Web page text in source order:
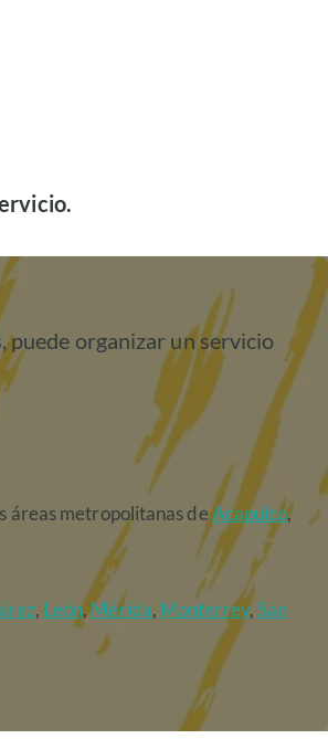
puede organizar un servicio
áreas metropolitanas deAcapulco,
, León,Mérida, Monterrey,San